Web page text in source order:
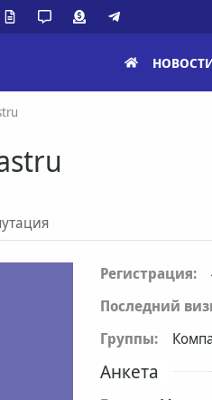
Регистрация:
Последний
Группы:
Анкета